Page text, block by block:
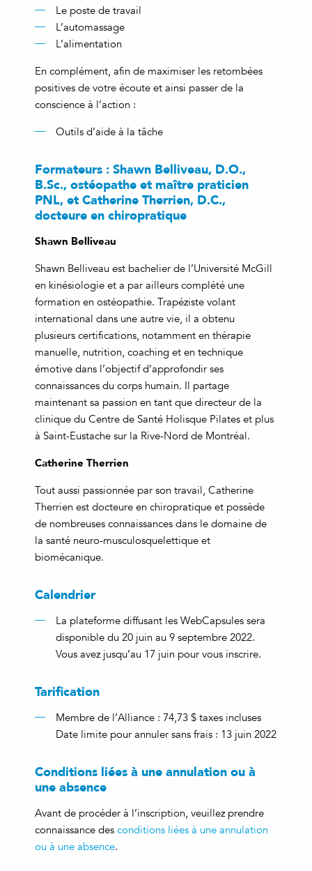
Le poste de travail
L’automassage
L’alimentation
En complément, afin de maximiser les retombées
positives de votre écoute et ainsi passer de la
conscience à l’action :
Outils d’aide à la tâche
Formateurs : Shawn Belliveau, D.O.,
B.Sc., ostéopathe et maître praticien
PNL, et Catherine Therrien, D.C.,
docteure en chiropratique
Shawn Belliveau
Shawn Belliveau est bachelier de l’Université McGill
en kinésiologie et a par ailleurs complété une
formation en ostéopathie. Trapéziste volant
international dans une autre vie, il a obtenu
plusieurs certifications, notamment en thérapie
manuelle, nutrition, coaching et en technique
émotive dans l’objectif d’approfondir ses
connaissances du corps humain. Il partage
maintenant sa passion en tant que directeur de la
clinique du Centre de Santé Holisque Pilates et plus
à Saint-Eustache sur la Rive-Nord de Montréal.
Catherine Therrien
Tout aussi passionnée par son travail, Catherine
Therrien est docteure en chiropratique et possède
de nombreuses connaissances dans le domaine de
la santé neuro-musculosquelettique et
biomécanique.
Calendrier
La plateforme diffusant les WebCapsules sera
disponible du 20 juin au 9 septembre 2022.
Vous avez jusqu’au 17 juin pour vous inscrire.
Tarification
Membre de l’Alliance : 74,73 $ taxes incluses
Date limite pour annuler sans frais : 13 juin 2022
Conditions liées à une annulation ou à
une absence
Avant de procéder à l’inscription, veuillez prendre
connaissance des conditions liées à une annulation
ou à une absence.